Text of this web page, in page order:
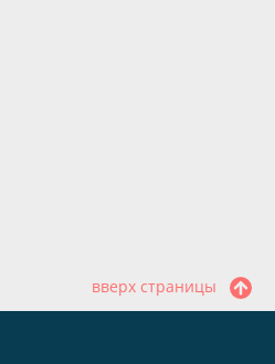
вверх страницы